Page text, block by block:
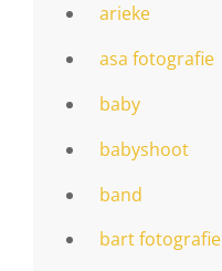
arieke
asa fotografie
baby
babyshoot
band
bart fotografie